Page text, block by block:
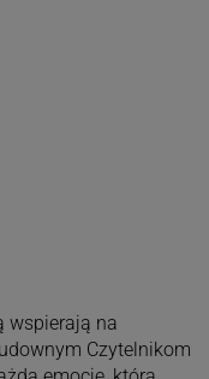
wspierają na
Czytelnikom